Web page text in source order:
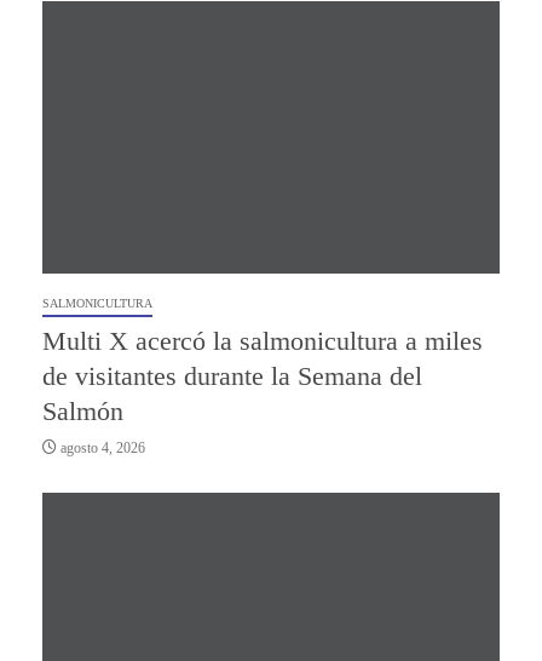
SALMONICULTURA
Multi X acercó la salmonicultura a miles
de visitantes durante la Semana del
Salmón
agosto 4, 2026